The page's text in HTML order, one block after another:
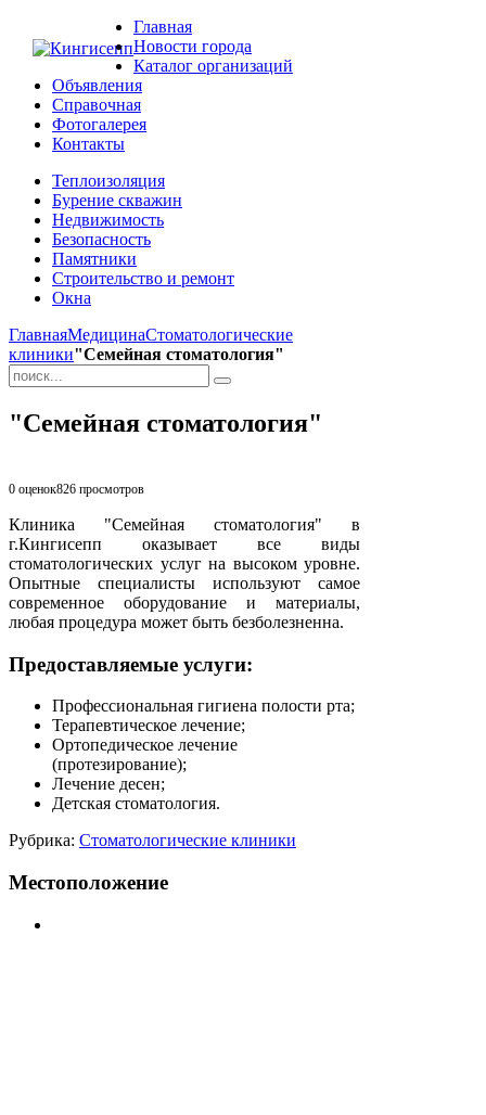
Главная
Новости города
Каталог организаций
Объявления
Справочная
Фотогалерея
Контакты
Теплоизоляция
Бурение скважин
Недвижимость
Безопасность
Памятники
Строительство и ремонт
Окна
ГлавнаяМедицинаСтоматологические
клиники"Семейная стоматология"
"Семейная стоматология"
0 оценок826 просмотров
Клиника "Семейная стоматология" в
г.Кингисепп оказывает все виды
стоматологических услуг на высоком уровне.
Опытные специалисты используют самое
современное оборудование и материалы,
любая процедура может быть безболезненна.
Предоставляемые услуги:
Профессиональная гигиена полости рта;
Терапевтическое лечение;
Ортопедическое лечение
(протезирование);
Лечение десен;
Детская стоматология.
Рубрика: Стоматологические клиники
Местоположение